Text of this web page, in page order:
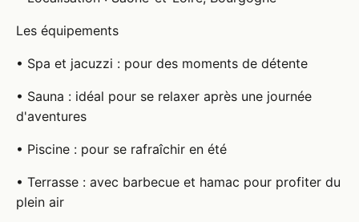
Les équipements
• Spa et jacuzzi : pour des moments de détente
• Sauna : idéal pour se relaxer après une journée
d'aventures
• Piscine : pour se rafraîchir en été
• Terrasse : avec barbecue et hamac pour profiter du
plein air